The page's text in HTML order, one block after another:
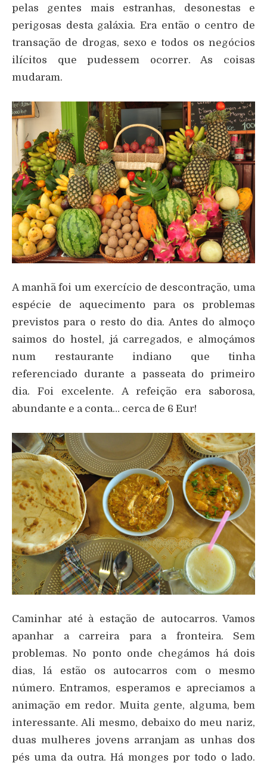
pelas gentes mais estranhas, desonestas e
perigosas desta galáxia. Era então o centro de
transação de drogas, sexo e todos os negócios
ilícitos que pudessem ocorrer. As coisas
mudaram.
A manhã foi um exercício de descontração, uma
espécie de aquecimento para os problemas
previstos para o resto do dia. Antes do almoço
saimos do hostel, já carregados, e almoçámos
num restaurante indiano que tinha
referenciado durante a passeata do primeiro
dia. Foi excelente. A refeição era saborosa,
abundante e a conta… cerca de 6 Eur!
Caminhar até à estação de autocarros. Vamos
apanhar a carreira para a fronteira. Sem
problemas. No ponto onde chegámos há dois
dias, lá estão os autocarros com o mesmo
número. Entramos, esperamos e apreciamos a
animação em redor. Muita gente, alguma, bem
interessante. Ali mesmo, debaixo do meu nariz,
duas mulheres jovens arranjam as unhas dos
pés uma da outra. Há monges por todo o lado.